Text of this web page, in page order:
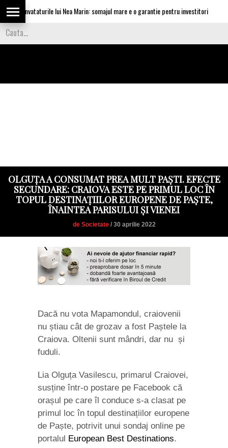
invataturile lui Nea Marin: somajul mare e o garantie pentru investitori
OLGUȚA A CONSUMAT PREA MULT PAȘTI. EFECTE
SECUNDARE: CRAIOVA ESTE PE PRIMUL LOC ÎN
TOPUL DESTINAȚIILOR EUROPENE DE PAȘTE,
ÎNAINTEA PARISULUI ȘI VIENEI
de Societate/ 30 aprilie 2022
Dacă nu vota Mapamondul, craiovenii
nu știau cât de grozav a fost Paștele la
Craiova. Oltenii sunt mândri, dar nu și
fuduli.
Lia Olguța Vasilescu, primarul Craiovei,
susține într-o postare pe Facebook că
orașul pe care îl conduce s-a clasat pe
primul loc în topul destinațiilor europene
de Paște, potrivit unui sondaj online pe
portalul European Best Destinations.